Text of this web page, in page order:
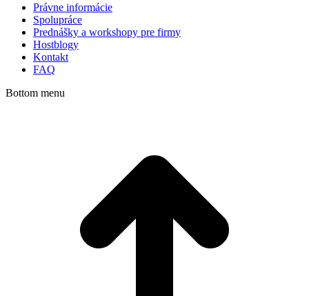
Právne informácie
Spolupráce
Prednášky a workshopy pre firmy
Hostblogy
Kontakt
FAQ
Bottom menu